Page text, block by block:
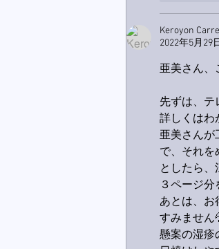
Keroyon
2022年5月29
亜美さん、
先ずは、テ
詳しくはわ
亜美さんが
で、それを
としたら
３ページ
あとは、お
すみません
懸案の湿疹